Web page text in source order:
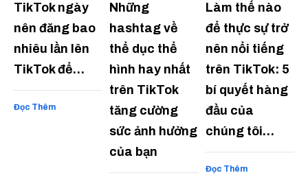
TikTok ngày
nên đăng bao
nhiêu lần lên
TikTok để…
Đọc Thêm
Những
hashtag về
thể dục thể
hình hay nhất
trên TikTok
tăng cường
sức ảnh hưởng
của bạn
Làm thế nào
để thực sự trở
nên nổi tiếng
trên TikTok: 5
bí quyết hàng
đầu của
chúng tôi…
Đọc Thêm